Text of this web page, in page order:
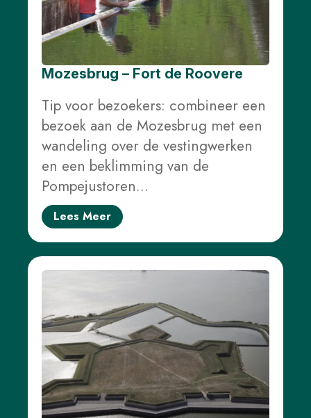
Mozesbrug – Fort de Roovere
Tip voor bezoekers: combineer een
bezoek aan de Mozesbrug met een
wandeling over de vestingwerken
en een beklimming van de
Pompejustoren…
Lees Meer